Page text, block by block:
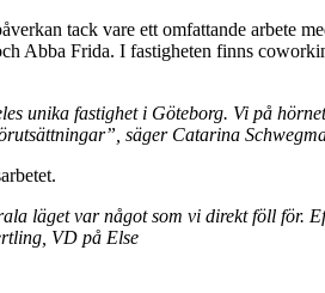
tack vare ett omfattande arbete
Abba Frida. I fastigheten finns
unika fastighet i Göteborg. Vi på
säger Catarina
läget var något som vi direkt föll för.
VD på Else